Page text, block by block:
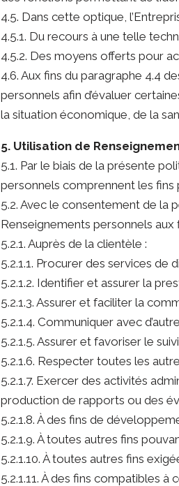
4.5. Dans cette optique,
4.5.1. Du recours à une telle
4.5.2. Des moyens offerts pour
4.6. Aux fins du paragraphe 4.4
personnels afin d’évaluer
la situation économique, de la
5. Utilisation de
5.1. Par le biais de la présente
personnels comprennent les
5.2. Avec le consentement de la
Renseignements personnels aux
5.2.1. Auprès de la clientèle :
5.2.1.1. Procurer des services de
5.2.1.2. Identifier et assurer la
5.2.1.3. Assurer et faciliter la
5.2.1.4. Communiquer avec
5.2.1.5. Assurer et favoriser le
5.2.1.6. Respecter toutes les
5.2.1.7. Exercer des activités
production de rapports ou des
5.2.1.8. À des fins de
5.2.1.9. À toutes autres fins
5.2.1.10. À toutes autres fins
5.2.1.11. À des fins compatibles à